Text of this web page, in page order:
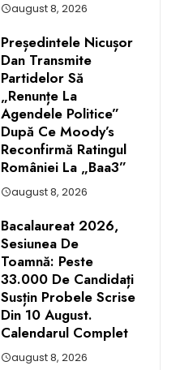
august 8, 2026
Președintele Nicușor
Dan Transmite
Partidelor Să
„renunțe La
Agendele Politice”
După Ce Moody’s
Reconfirmă Ratingul
României La „Baa3”
august 8, 2026
Bacalaureat 2026,
Sesiunea De
Toamnă: Peste
33.000 De Candidați
Susțin Probele Scrise
Din 10 August.
Calendarul Complet
august 8, 2026